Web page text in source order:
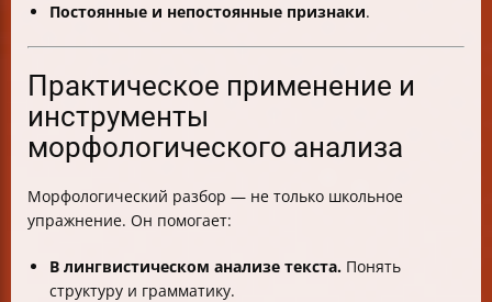
Постоянные и непостоянные признаки.
Практическое применение и
инструменты
морфологического анализа
Морфологический разбор — не только школьное
упражнение. Он помогает:
В лингвистическом анализе текста. Понять
структуру и грамматику.